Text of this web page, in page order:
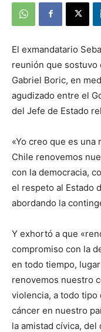
El exmandatario
reunión que sostuvo
Gabriel Boric, en
agudizado entre el
del Jefe de Estado
«Yo creo que es
Chile renovemos
con la democracia,
el respeto al Estado
abordando la
Y exhortó a que
compromiso con la
en todo tiempo,
renovemos nuestro
violencia, a todo tipo
cáncer en nuestro
la amistad cívica,